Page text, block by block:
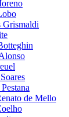
Grismaldi
de Mello